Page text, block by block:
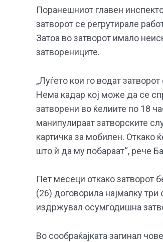
Поранешниот главен
затворот се регрутирале
Затоа во затворот имало
затворениците.
„Луѓето кои го водат
Нема кадар кој може да се
затворени во ќелиите по 18
манипулираат затворските
картичка за мобилен. Откако
што ѝ да му побараат“, рече
Пет месеци откако затворот
(26) договорила најмалку
издржувал осумгодишна
Во сообраќајката загинал